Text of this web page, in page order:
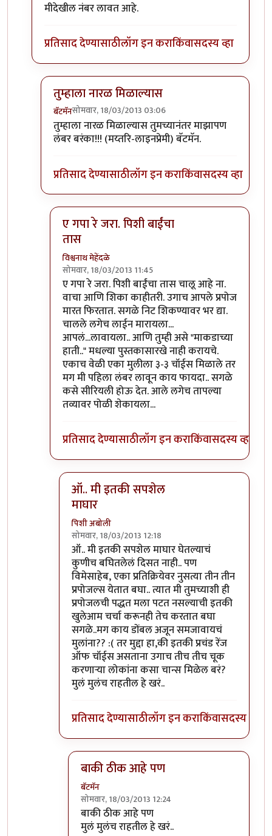
मीदेखील नंबर लावत आहे.
प्रतिसाद देण्यासाठीलॉग इन कराकिंवासदस्य व्हा
तुम्हाला नारळ मिळाल्यास
बॅटमॅनसोमवार, 18/03/2013 03:06
In reply toमेहेंदळेंना नेक्स्ट असं उत्तरbyअप्पा जोगळेकर
तुम्हाला नारळ मिळाल्यास तुमच्यानंतर माझापण
लंबर बरंका!!! (मय्तरि-लाइनप्रेमी) बॅटमॅन.
प्रतिसाद देण्यासाठीलॉग इन कराकिंवासदस्य व्हा
ए गपा रे जरा. पिशी बाईंचा
तास
विश्वनाथ मेहेंदळे
सोमवार, 18/03/2013 11:45
In reply toतुम्हाला नारळ मिळाल्यासbyबॅटमॅन
ए गपा रे जरा. पिशी बाईंचा तास चालू आहे ना.
वाचा आणि शिका काहीतरी. उगाच आपले प्रपोज
मारत फिरतात. सगळे निट शिकण्यावर भर द्या.
चालले लगेच लाईन मारायला...
आपलं...लावायला.. आणि तुम्ही असे "माकडाच्या
हाती.." मधल्या पुस्तकासारखे नाही करायचे.
एकाच वेळी एका मुलीला ३-३ चॉईस मिळाले तर
मग मी पहिला लंबर लावून काय फायदा.. सगळे
कसे सीरियली होऊ देत. आले लगेच तापल्या
तव्यावर पोळी शेकायला...
प्रतिसाद देण्यासाठीलॉग इन कराकिंवासदस्य व्हा
ऑ.. मी इतकी सपशेल
माघार
पिशी अबोली
सोमवार, 18/03/2013 12:18
In reply toए गपा रे जरा. पिशी बाईंचा तास
ऑ.. मी इतकी सपशेल माघार घेतल्याचं
कुणीच बघितलेलं दिसत नाही.. पण
विमेसाहेब, एका प्रतिक्रियेवर नुसत्या तीन तीन
प्रपोजल्स येतात बघा.. त्यात मी तुमच्याशी ही
प्रपोजलची पद्धत मला पटत नसल्याची इतकी
खुलेआम चर्चा करूनही तेच करतात बघा
सगळे..मग काय डोंबल अजून समजावायचं
मुलांना?? :( तर मुद्दा हा,की इतकी प्रचंड रेंज
ऑफ चॉईस असताना उगाच तीच तीच चूक
करणार्‍या लोकांना कसा चान्स मिळेल बरं?
मुलं मुलंच राहतील हे खरं..
प्रतिसाद देण्यासाठीलॉग इन कराकिंवासदस्य व्हा
बाकी ठीक आहे पण
बॅटमॅन
सोमवार, 18/03/2013 12:24
In reply toऑ.. मी इतकी सपशेल माघार
बाकी ठीक आहे पण
मुलं मुलंच राहतील हे खरं..